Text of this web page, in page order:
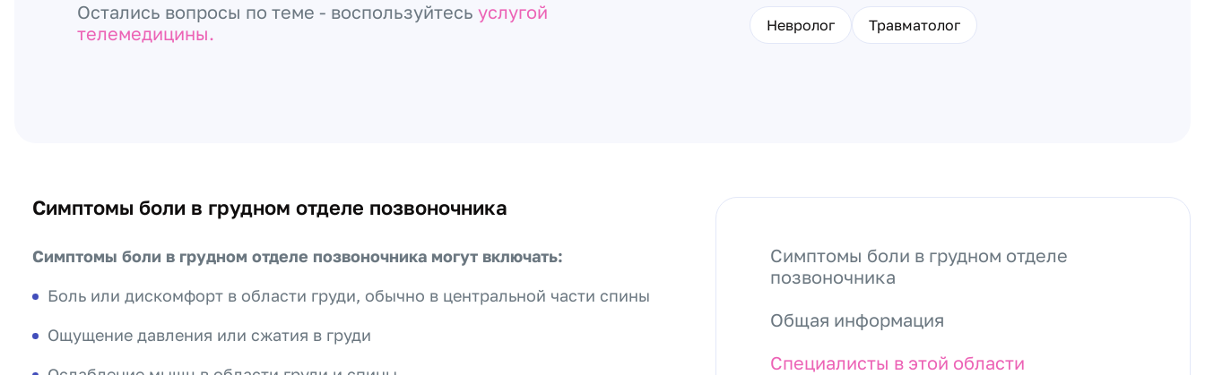
Остались вопросы по теме - воспользуйтесь услугой
телемедицины.
Невролог Травматолог
Симптомы боли в грудном отделе позвоночника
Симптомы боли в грудном отделе позвоночника могут включать:
Боль или дискомфорт в области груди, обычно в центральной части спины
Ощущение давления или сжатия в груди
Симптомы боли в грудном отделе
позвоночника
Общая информация
Специалисты в этой области